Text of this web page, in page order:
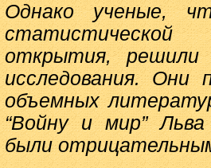
Однако ученые,
открытия, решили
исследования. Они
объемных
“Войну и мир”
были